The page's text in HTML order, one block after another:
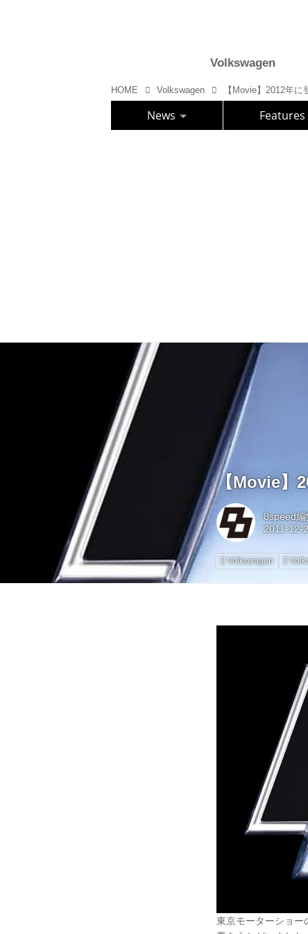
Volkswagen
HOME Volkswagen 【Movie】2012年
News Features
【Movie】
8speed編
Volkswagen
東京モーターショー